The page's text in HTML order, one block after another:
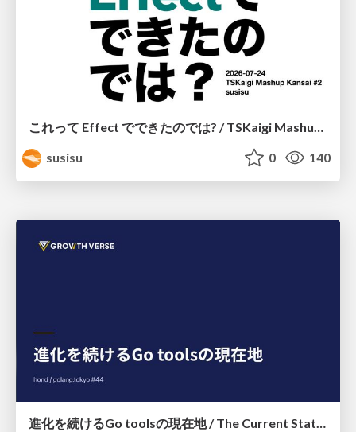
これって Effect でできたのでは? / TSKaigi Mashup Kansai #2
susisu
0 140
進化を続けるGo toolsの現在地 / The Current State of Ever-Evolving Go Tools